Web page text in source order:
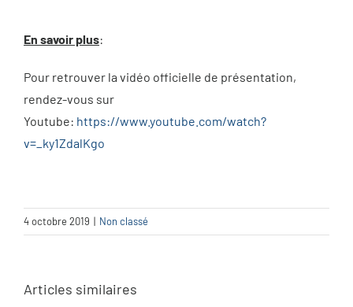
En savoir plus:
Pour retrouver la vidéo officielle de présentation,
rendez-vous sur
Youtube: https://www.youtube.com/watch?
v=_ky1ZdalKgo
4 octobre 2019 | Non classé
Articles similaires